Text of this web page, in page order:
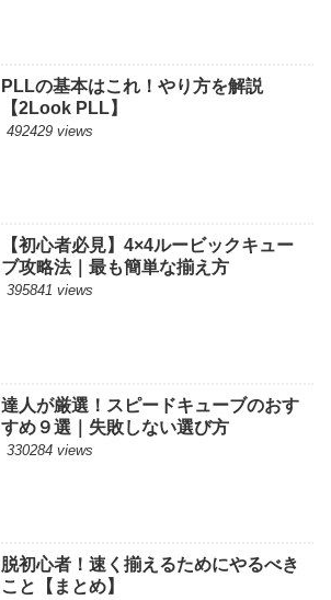
PLLの基本はこれ！やり方を解説
【2Look PLL】
492429 views
【初心者必見】4×4ルービックキュー
ブ攻略法｜最も簡単な揃え方
395841 views
達人が厳選！スピードキューブのおす
すめ９選｜失敗しない選び方
330284 views
脱初心者！速く揃えるためにやるべき
こと【まとめ】